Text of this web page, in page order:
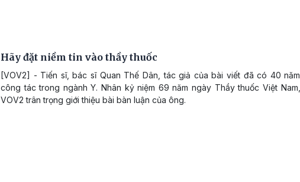
Hãy đặt niềm tin vào thầy thuốc
[VOV2] - Tiến sĩ, bác sĩ Quan Thế Dân, tác giả của bài viết đã có 40 năm
công tác trong ngành Y. Nhân kỷ niệm 69 năm ngày Thầy thuốc Việt Nam,
VOV2 trân trọng giới thiệu bài bàn luận của ông.